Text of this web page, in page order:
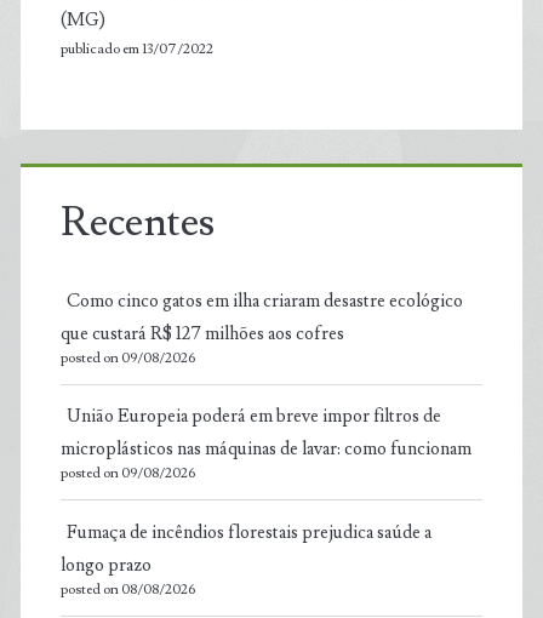
(MG)
publicado em 13/07/2022
Recentes
Como cinco gatos em ilha criaram desastre ecológico
que custará R$ 127 milhões aos cofres
posted on 09/08/2026
União Europeia poderá em breve impor filtros de
microplásticos nas máquinas de lavar: como funcionam
posted on 09/08/2026
Fumaça de incêndios florestais prejudica saúde a
longo prazo
posted on 08/08/2026